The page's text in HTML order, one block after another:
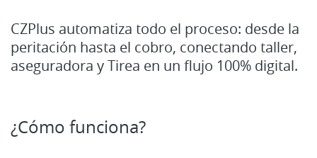
CZPlus automatiza todo el proceso: desde la
peritación hasta el cobro, conectando taller,
aseguradora y Tirea en un flujo 100% digital.
¿Cómo funciona?